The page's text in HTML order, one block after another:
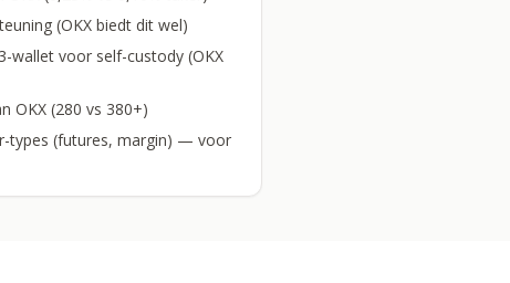
(OKX biedt dit wel)
wallet voor self-custody (OKX
OKX (280 vs 380+)
types (futures, margin) — voor